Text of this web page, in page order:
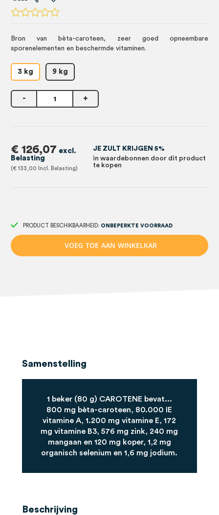
Bron van bèta-caroteen, zeer goed opneembare
sporenelementen en beschermde vitaminen.
3 kg 9 kg
- +
€ 133,00
€ 126,07
JE ZULT KRIJGEN 5%
in waardebonnen door dit product
te kopen
PRODUCT BESCHIKBAARHEID: ONBEPERKTE VOORRAAD
VOEG TOE AAN WINKELKAR
Samenstelling
1 beker (80 g) CAROTENE bevat...
800 mg bèta-caroteen, 80.000 IE
vitamine A, 1.200 mg vitamine E, 172
mg vitamine B3, 576 mg zink, 240 mg
mangaan en 120 mg koper, 1,2 mg
organisch selenium en 1,6 mg jodium.
Beschrijving